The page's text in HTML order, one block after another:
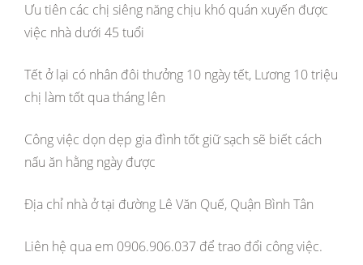
Ưu tiên các chị siêng năng chịu khó quán xuyến được
việc nhà dưới 45 tuổi
Tết ở lại có nhân đôi thưởng 10 ngày tết, Lương 10 triệu
chị làm tốt qua tháng lên
Công việc dọn dẹp gia đình tốt giữ sạch sẽ biết cách
nấu ăn hằng ngày được
Địa chỉ nhà ở tại đường Lê Văn Quế, Quận Bình Tân
Liên hệ qua em 0906.906.037 để trao đổi công việc.